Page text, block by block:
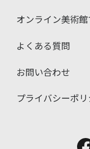
オンライン美術
よくある質問
お問い合わせ
プライバシーポリ